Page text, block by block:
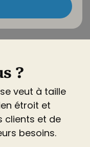
?
veut à taille
étroit et
clients et de
besoins.